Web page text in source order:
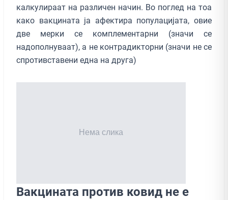
калкулираат на различен начин. Во поглед на тоа
како вакцината ја афектира популацијата, овие
две мерки се комплементарни (значи се
надополнуваат), а не контрадикторни (значи не се
спротивставени една на друга)
Вакцината против ковид не е